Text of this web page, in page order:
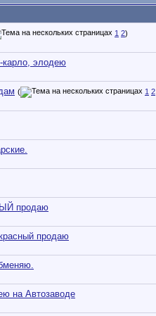
1 2)
карло, элодею
( 1 2
продаю
продаю
на Автозаводе